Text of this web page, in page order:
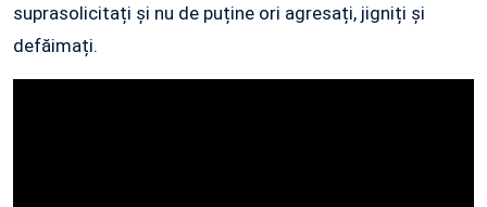
suprasolicitați și nu de puține ori agresați, jigniți și
defăimați.